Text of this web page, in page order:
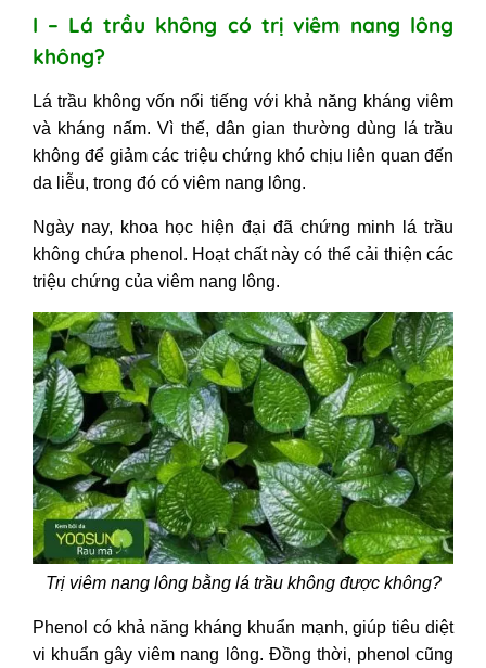
nang lông
III - Lưu ý khi dùng lá trầu không trị
viêm lỗ chân lông
I – Lá trầu không có trị viêm nang lông
không?
Lá trầu không vốn nổi tiếng với khả năng kháng viêm
và kháng nấm. Vì thế, dân gian thường dùng lá trầu
không để giảm các triệu chứng khó chịu liên quan đến
da liễu, trong đó có viêm nang lông.
Ngày nay, khoa học hiện đại đã chứng minh lá trầu
không chứa phenol. Hoạt chất này có thể cải thiện các
triệu chứng của viêm nang lông.
Trị viêm nang lông bằng lá trầu không được không?
Phenol có khả năng kháng khuẩn mạnh, giúp tiêu diệt
vi khuẩn gây viêm nang lông. Đồng thời, phenol cũng